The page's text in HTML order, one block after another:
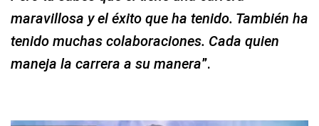
maravillosa y el éxito que ha tenido. También ha
tenido muchas colaboraciones. Cada quien
maneja la carrera a su manera”.